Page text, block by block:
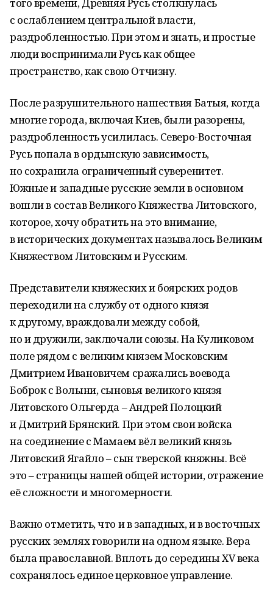
с ослаблением центральной власти,
раздробленностью. При этом и знать, и простые
люди воспринимали Русь как общее
пространство, как свою Отчизну.
После разрушительного нашествия Батыя, когда
многие города, включая Киев, были разорены,
раздробленность усилилась. Северо-Восточная
Русь попала в ордынскую зависимость,
но сохранила ограниченный суверенитет.
Южные и западные русские земли в основном
вошли в состав Великого Княжества Литовского,
которое, хочу обратить на это внимание,
в исторических документах называлось Великим
Княжеством Литовским и Русским.
Представители княжеских и боярских родов
переходили на службу от одного князя
к другому, враждовали между собой,
но и дружили, заключали союзы. На Куликовом
поле рядом с великим князем Московским
Дмитрием Ивановичем сражались воевода
Боброк с Волыни, сыновья великого князя
Литовского Ольгерда – Андрей Полоцкий
и Дмитрий Брянский. При этом свои войска
на соединение с Мамаем вёл великий князь
Литовский Ягайло – сын тверской княжны. Всё
это – страницы нашей общей истории, отражение
её сложности и многомерности.
Важно отметить, что и в западных, и в восточных
русских землях говорили на одном языке. Вера
была православной. Вплоть до середины XV века
сохранялось единое церковное управление.